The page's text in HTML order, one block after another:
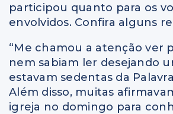
participou quanto para os
envolvidos. Confira alguns
“Me chamou a atenção ver
nem sabiam ler desejando
estavam sedentas da
Além disso, muitas
igreja no domingo para